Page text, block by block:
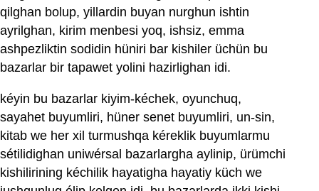
qilghan bolup, yillardin buyan nurghun ishtin
ayrilghan, kirim menbesi yoq, ishsiz, emma
ashpezliktin sodidin hüniri bar kishiler üchün bu
bazarlar bir tapawet yolini hazirlighan idi.
kéyin bu bazarlar kiyim-kéchek, oyunchuq,
sayahet buyumliri, hüner senet buyumliri, un-sin,
kitab we her xil turmushqa kéreklik buyumlarmu
sétilidighan uniwérsal bazarlargha aylinip, ürümchi
kishilirining kéchilik hayatigha hayatiy küch we